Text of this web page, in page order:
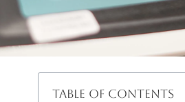
Table of Contents